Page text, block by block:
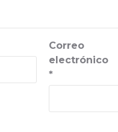
Correo
electrónico
*